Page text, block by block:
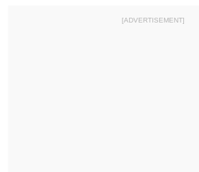
[ADVERTISEMENT]